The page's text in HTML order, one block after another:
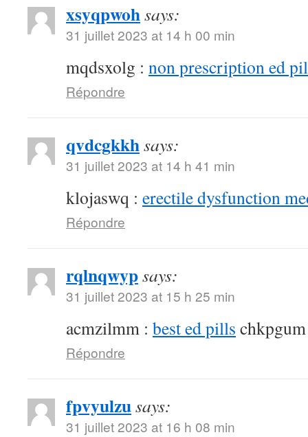
xsyqpwohsays:
31 juillet 2023 at 14 h 00 min
mqdsxolg : non prescription ed
Répondre
qvdcgkkhsays:
31 juillet 2023 at 14 h 41 min
klojaswq : erectile dysfunction
Répondre
rqlnqwypsays:
31 juillet 2023 at 15 h 25 min
acmzilmm : best ed pills chkpgum
Répondre
fpvyulzusays:
31 juillet 2023 at 16 h 08 min